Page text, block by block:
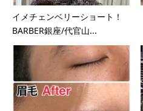
イメチェンベリーショート！
BARBER銀座/代官山...